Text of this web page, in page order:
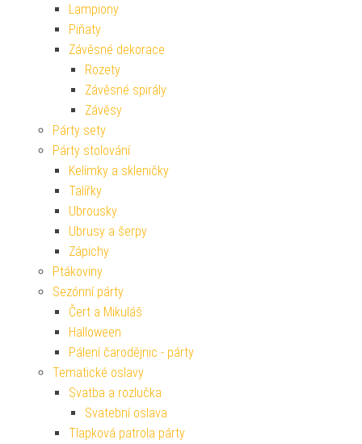
Lampiony
Piňaty
Závěsné dekorace
Rozety
Závěsné spirály
Závěsy
Párty sety
Párty stolování
Kelímky a skleničky
Talířky
Ubrousky
Ubrusy a šerpy
Zápichy
Ptákoviny
Sezónní párty
Čert a Mikuláš
Halloween
Pálení čarodějnic - párty
Tematické oslavy
Svatba a rozlučka
Svatební oslava
Tlapková patrola párty